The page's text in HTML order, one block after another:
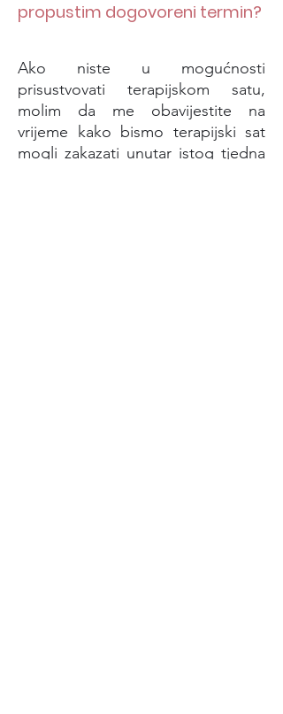
propustim dogovoreni termin?
Ako niste u mogućnosti
prisustvovati terapijskom satu,
molim da me obavijestite na
vrijeme kako bismo terapijski sat
mogli zakazati unutar istog tjedna